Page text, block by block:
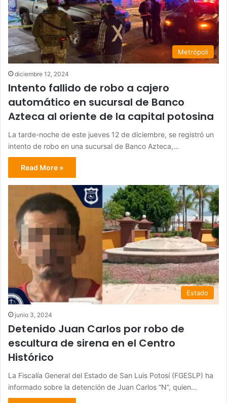
Metrópoli
diciembre 12, 2024
Intento fallido de robo a cajero
automático en sucursal de Banco
Azteca al oriente de la capital potosina
La tarde-noche de este jueves 12 de diciembre, se registró un
intento de robo en una sucursal de Banco Azteca,…
Read More »
Estado
junio 3, 2024
Detenido Juan Carlos por robo de
escultura de sirena en el Centro
Histórico
La Fiscalía General del Estado de San Luis Potosí (FGESLP) ha
informado sobre la detención de Juan Carlos “N”, quien…